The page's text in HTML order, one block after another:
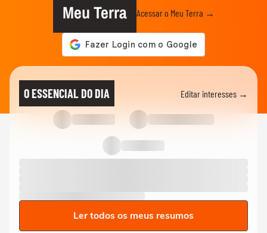
Meu Terra Acessar o Meu Terra →
O ESSENCIAL DO DIA Editar interesses →
Ler todos os meus resumos